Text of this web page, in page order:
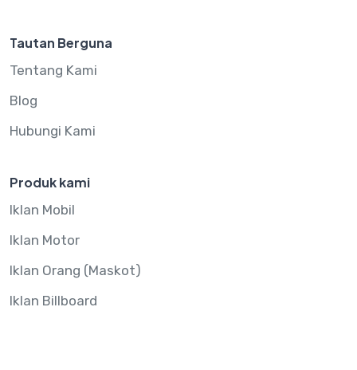
Tautan Berguna
Tentang Kami
Blog
Hubungi Kami
Produk kami
Iklan Mobil
Iklan Motor
Iklan Orang (Maskot)
Iklan Billboard